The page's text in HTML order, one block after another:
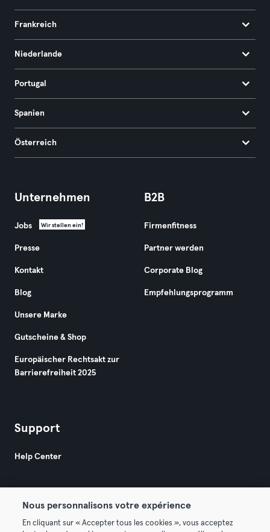
Frankreich
Niederlande
Portugal
Spanien
Österreich
Unternehmen
Jobs Wir stellen ein!
Presse
Kontakt
Blog
Unsere Marke
Gutscheine & Shop
Europäischer Rechtsakt zur
Barrierefreiheit 2025
B2B
Firmenfitness
Partner werden
Corporate Blog
Empfehlungsprogramm
Support
Help Center
Nous personnalisons votre expérience
En cliquant sur « Accepter tous les cookies », vous acceptez